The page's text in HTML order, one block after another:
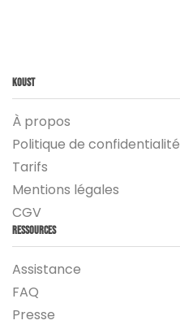
Koust
À propos
Politique de confidentialité
Tarifs
Mentions légales
CGV
Ressources
Assistance
FAQ
Presse